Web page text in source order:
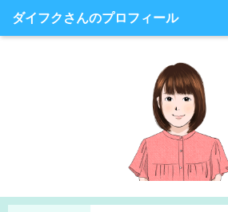
ダイフクさんのプロフィール